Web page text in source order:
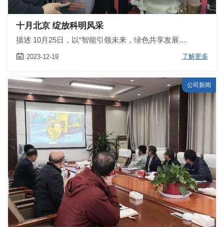
十月北京 绽放科明风采
描述 10月25日，以“智能引领未来，绿色共享发展…
 2023-12-19 了解更多
公司新闻